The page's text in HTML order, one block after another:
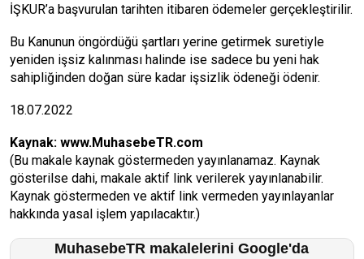
İŞKUR’a başvurulan tarihten itibaren ödemeler gerçekleştirilir.
Bu Kanunun öngördüğü şartları yerine getirmek suretiyle
yeniden işsiz kalınması halinde ise sadece bu yeni hak
sahipliğinden doğan süre kadar işsizlik ödeneği ödenir.
18.07.2022
Kaynak: www.MuhasebeTR.com
(Bu makale kaynak göstermeden yayınlanamaz. Kaynak
gösterilse dahi, makale aktif link verilerek yayınlanabilir.
Kaynak göstermeden ve aktif link vermeden yayınlayanlar
hakkında yasal işlem yapılacaktır.)
MuhasebeTR makalelerini Google'da